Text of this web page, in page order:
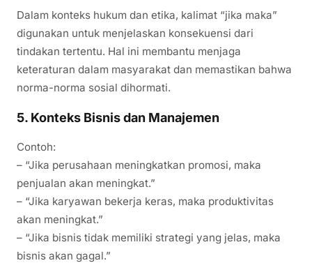
Dalam konteks hukum dan etika, kalimat “jika maka”
digunakan untuk menjelaskan konsekuensi dari
tindakan tertentu. Hal ini membantu menjaga
keteraturan dalam masyarakat dan memastikan bahwa
norma-norma sosial dihormati.
5. Konteks Bisnis dan Manajemen
Contoh:
– “Jika perusahaan meningkatkan promosi, maka
penjualan akan meningkat.”
– “Jika karyawan bekerja keras, maka produktivitas
akan meningkat.”
– “Jika bisnis tidak memiliki strategi yang jelas, maka
bisnis akan gagal.”